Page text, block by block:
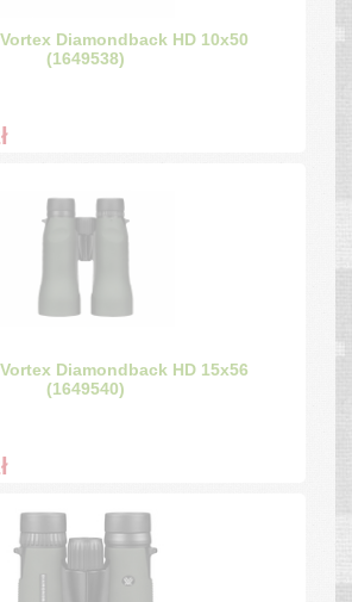
Diamondback HD 10x50
(1649538)
Diamondback HD 15x56
(1649540)